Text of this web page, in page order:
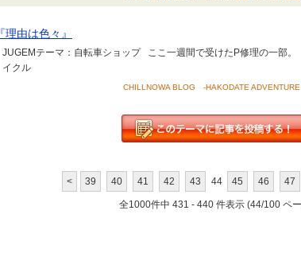
『理由は色々』
JUGEMテーマ：自転車ショップ ここ一週間で受けたP修理の一
イクル
CHILLNOWA BLOG -HAKODATE
< 39 40 41 42 43 44 45 46 47
全1000件中 431 - 440 件表示 (44/100 ペ